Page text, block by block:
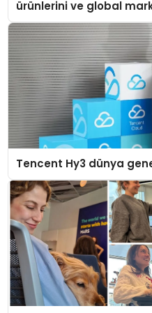
ürünlerini ve global
Tencent Hy3 dünya